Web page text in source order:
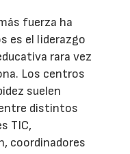
fuerza ha
es el liderazgo
rara vez
Los centros
suelen
distintos
TIC,
coordinadores